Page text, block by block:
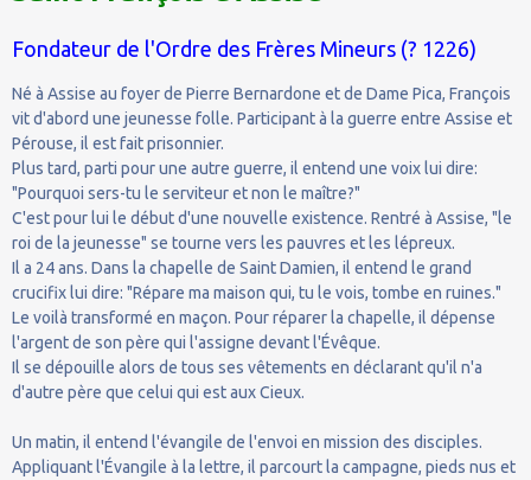
Fondateur de l'Ordre des Frères Mineurs (? 1226)
Né à Assise au foyer de Pierre Bernardone et de Dame Pica, François
vit d'abord une jeunesse folle. Participant à la guerre entre Assise et
Pérouse, il est fait prisonnier.
Plus tard, parti pour une autre guerre, il entend une voix lui dire:
"Pourquoi sers-tu le serviteur et non le maître?"
C'est pour lui le début d'une nouvelle existence. Rentré à Assise, "le
roi de la jeunesse" se tourne vers les pauvres et les lépreux.
Il a 24 ans. Dans la chapelle de Saint Damien, il entend le grand
crucifix lui dire: "Répare ma maison qui, tu le vois, tombe en ruines."
Le voilà transformé en maçon. Pour réparer la chapelle, il dépense
l'argent de son père qui l'assigne devant l'Évêque.
Il se dépouille alors de tous ses vêtements en déclarant qu'il n'a
d'autre père que celui qui est aux Cieux.
Un matin, il entend l'évangile de l'envoi en mission des disciples.
Appliquant l'Évangile à la lettre, il parcourt la campagne, pieds nus et